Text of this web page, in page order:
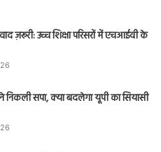
ज़रूरी: उच्च शिक्षा परिसरों में एचआईवी के
निकली सपा, क्या बदलेगा यूपी का सियासी